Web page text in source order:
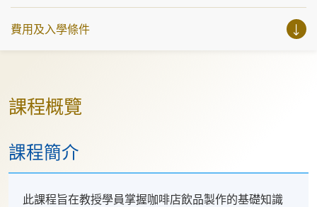
費用及入學條件
課程概覽
課程簡介
此課程旨在教授學員掌握咖啡店飲品製作的基礎知識